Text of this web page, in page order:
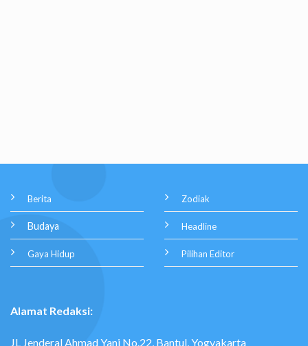
Berita
Budaya
Gaya Hidup
Zodiak
Headline
Pilihan Editor
Alamat Redaksi:
JL Jenderal Ahmad Yani No.22, Bantul, Yogyakarta